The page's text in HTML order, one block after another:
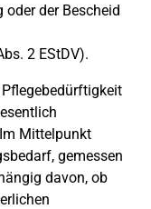
der Bescheid
2 EStDV).
Mittelpunkt
gemessen
davon, ob